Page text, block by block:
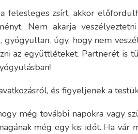
felesleges zsírt, akkor
Nem akarja
úgy, hogy nem
az együttléteket. Partnerét is
és figyeljenek a
még további napokra vagy
még egy kis időt. Ha vár